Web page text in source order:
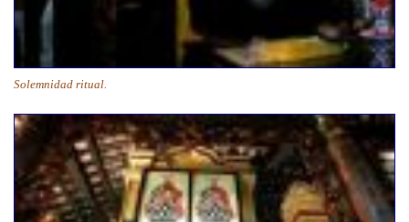
Solemnidad ritual.